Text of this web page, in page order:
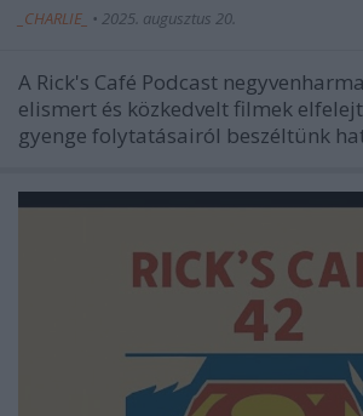
_CHARLIE_ • 2025. augusztus 20.
A Rick's Café Podcast
elismert és közkedvelt filmek
gyenge folytatásairól beszéltünk